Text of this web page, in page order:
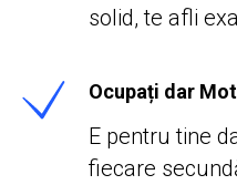
solid, te afli
Ocupați dar
E pentru tine
fiecare